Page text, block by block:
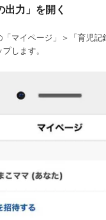
出力」を開く
「マイページ」＞「育児記
します。